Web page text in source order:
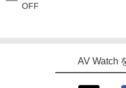
OFF
AV Watch